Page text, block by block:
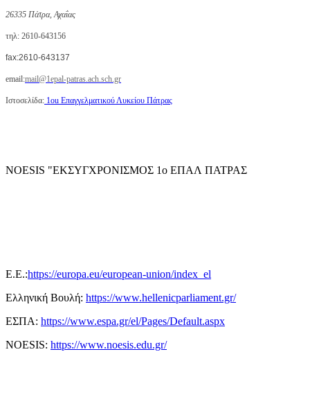
26335 Πάτρα, Αχαΐας
τηλ: 2610-643156
fax:2610-643137
email:mail@1epal-patras.ach.sch.gr
Ιστοσελίδα: 1ou Επαγγελματικoύ Λυκείου Πάτρας
NOESIS "ΕΚΣΥΓΧΡΟΝΙΣΜΟΣ 1ο ΕΠΑΛ ΠΑΤΡΑΣ
E.E.:https://europa.eu/european-union/index_el
Ελληνική Βουλή: https://www.hellenicparliament.gr/
ΕΣΠΑ: https://www.espa.gr/el/Pages/Default.aspx
NOESIS: https://www.noesis.edu.gr/